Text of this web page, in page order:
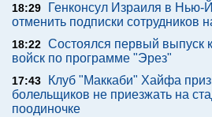
18:29
Генконсул Израиля в Нью-
отменить подписки сотрудников
18:22 Состоялся первый выпуск
войск по программе "Эрез"
17:43
Клуб "Маккаби" Хайфа
болельщиков не приезжать на
поодиночке